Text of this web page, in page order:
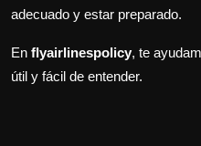
adecuado y estar preparado.
En flyairlinespolicy, te
útil y fácil de entender.